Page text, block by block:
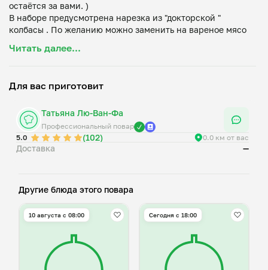
остаётся за вами. )
В наборе предусмотрена нарезка из "докторской "
колбасы . По желанию можно заменить на вареное мясо
Читать далее...
Для вас приготовит
Татьяна Лю-Ван-Фа
Профессиональный повар
5.0
(102) 0.0 км от вас
Доставка —
Другие блюда этого повара
10 августа с 08:00 Сегодня с 18:00